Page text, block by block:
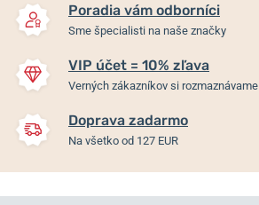
429 €
Poradia vám odborníci
Sme špecialisti na naše značky
VIP účet = 10% zľava
Verných zákazníkov si rozmaznávame
Doprava zadarmo
Na všetko od 127 EUR